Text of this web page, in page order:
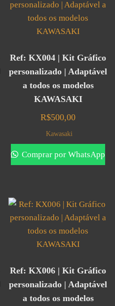
Ref: KX004 | Kit Gráfico
personalizado | Adaptável
a todos os modelos
KAWASAKI
R$500,00
Kawasaki
Comprar por WhatsApp
Ref: KX006 | Kit Gráfico
personalizado | Adaptável
a todos os modelos